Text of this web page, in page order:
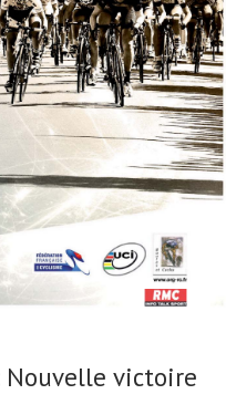
Nouvelle victoire